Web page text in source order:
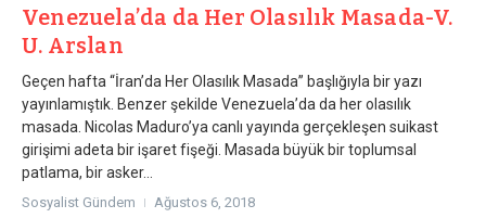
Venezuela’da da Her Olasılık Masada-V.
U. Arslan
Geçen hafta “İran’da Her Olasılık Masada” başlığıyla bir yazı
yayınlamıştık. Benzer şekilde Venezuela’da da her olasılık
masada. Nicolas Maduro’ya canlı yayında gerçekleşen suikast
girişimi adeta bir işaret fişeği. Masada büyük bir toplumsal
patlama, bir asker...
Sosyalist Gündem Ağustos 6, 2018